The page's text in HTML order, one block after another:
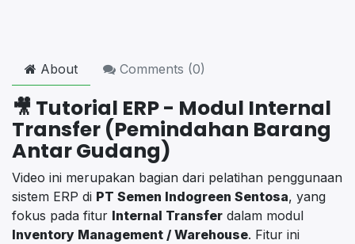
About Comments (0)
🎥 Tutorial ERP - Modul Internal
Transfer (Pemindahan Barang
Antar Gudang)
Video ini merupakan bagian dari pelatihan penggunaan
sistem ERP di PT Semen Indogreen Sentosa, yang
fokus pada fitur Internal Transfer dalam modul
Inventory Management / Warehouse. Fitur ini